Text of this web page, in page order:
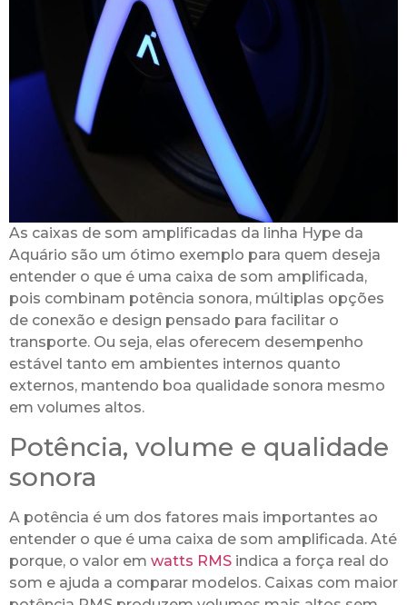
As caixas de som amplificadas da linha Hype da
Aquário são um ótimo exemplo para quem deseja
entender o que é uma caixa de som amplificada,
pois combinam potência sonora, múltiplas opções
de conexão e design pensado para facilitar o
transporte. Ou seja, elas oferecem desempenho
estável tanto em ambientes internos quanto
externos, mantendo boa qualidade sonora mesmo
em volumes altos.
Potência, volume e qualidade
sonora
A potência é um dos fatores mais importantes ao
entender o que é uma caixa de som amplificada. Até
porque, o valor em watts RMS indica a força real do
som e ajuda a comparar modelos. Caixas com maior